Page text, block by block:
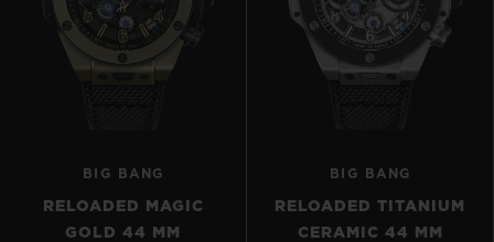
BIG BANG
RELOADED MAGIC
GOLD 44 MM
BIG BANG
RELOADED TITANIUM
CERAMIC 44 MM